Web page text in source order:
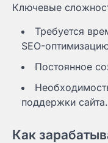
Ключевые
Требуется
SEO-
Постоянное
поддержки сайта.
Как